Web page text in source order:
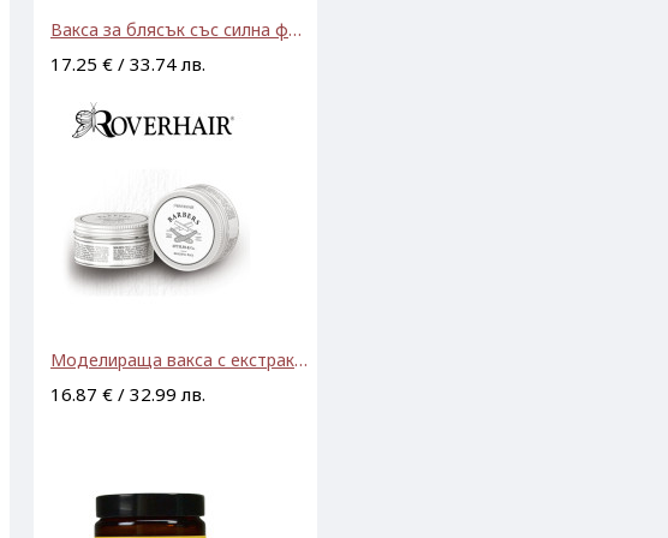
Вакса за блясък със силна фиксация Yellow Style Glossy Wax 100ml
17.25 € / 33.74 лв.
Моделираща вакса с екстракт от хмел Roverhair Barbers Molding Wax 100ml
16.87 € / 32.99 лв.